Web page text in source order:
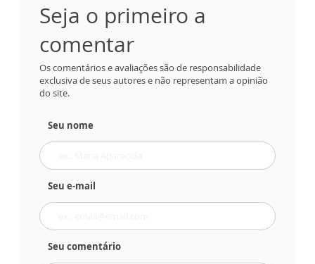
Seja o primeiro a
comentar
Os comentários e avaliações são de responsabilidade
exclusiva de seus autores e não representam a opinião
do site.
Seu nome
Seu e-mail
Seu comentário